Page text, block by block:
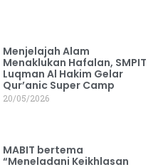
Menjelajah Alam
Menaklukan Hafalan, SMPIT
Luqman Al Hakim Gelar
Qur’anic Super Camp
20/05/2026
MABIT bertema
“Meneladani Keikhlasan